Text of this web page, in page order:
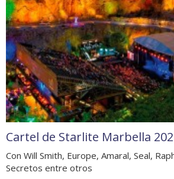
Cartel de Starlite Marbella
Con Will Smith, Europe, Amaral, Seal,
Secretos entre otros